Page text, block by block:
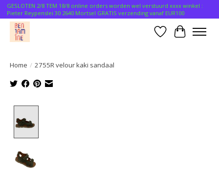
GESLOTEN 2/8 TEM 18/8 online orders worden wel verstuurd xxxx winkel :
Pieter Reypenslei 30 2640 Mortsel GRATIS verzending vanaf EUR100
Verlanglijst
Home / 2755R velour kaki sandaal